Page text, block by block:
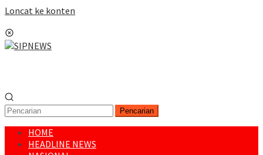
Loncat ke konten
Pencarian
HOME
HEADLINE NEWS